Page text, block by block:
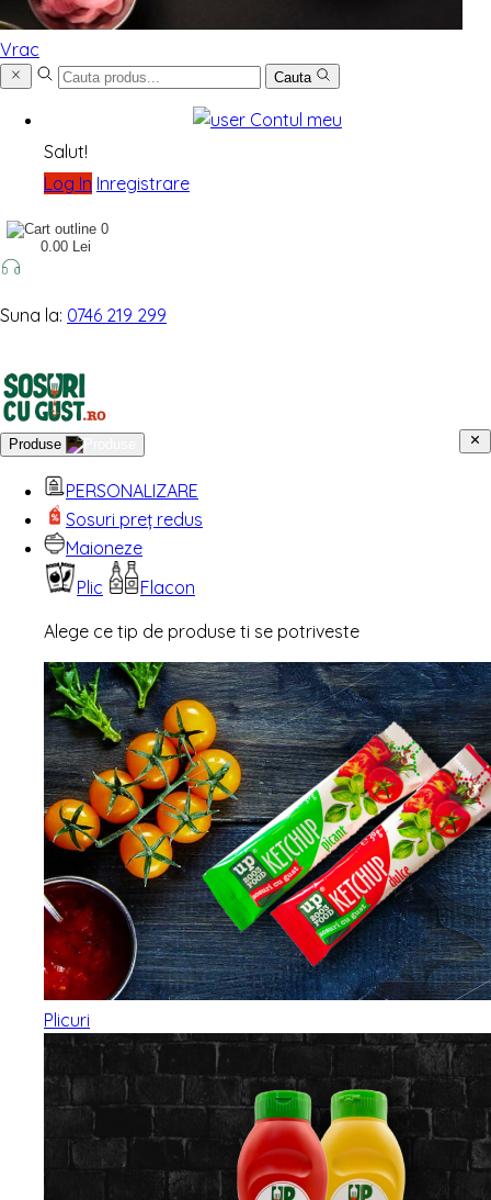
Vrac
Cauta
Contul meu
Salut!
Log In Inregistrare
0
0.00 Lei
Suna la: 0746 219 299
Produse
PERSONALIZARE
Sosuri preț redus
Maioneze
Plic
Flacon
Alege ce tip de produse ti se potriveste
Plicuri